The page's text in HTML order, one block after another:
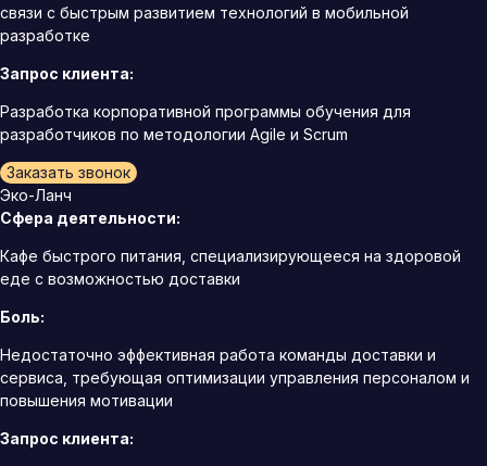
связи с быстрым развитием технологий в мобильной
разработке
Запрос клиента:
Разработка корпоративной программы обучения для
разработчиков по методологии Agile и Scrum
Заказать звонок
Эко-Ланч
Сфера деятельности:
Кафе быстрого питания, специализирующееся на здоровой
еде с возможностью доставки
Боль:
Недостаточно эффективная работа команды доставки и
сервиса, требующая оптимизации управления персоналом и
повышения мотивации
Запрос клиента: